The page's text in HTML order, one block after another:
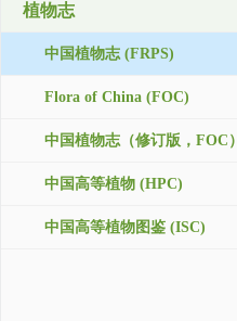
植物志
中国植物志 (FRPS)
Flora of China (FOC)
中国植物志（修订版，FOC）
中国高等植物 (HPC)
中国高等植物图鉴 (ISC)